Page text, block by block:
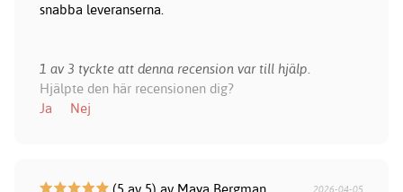
snabba leveranserna.
1 av 3 tyckte att denna recension var till hjälp.
Hjälpte den här recensionen dig?
Ja
Nej